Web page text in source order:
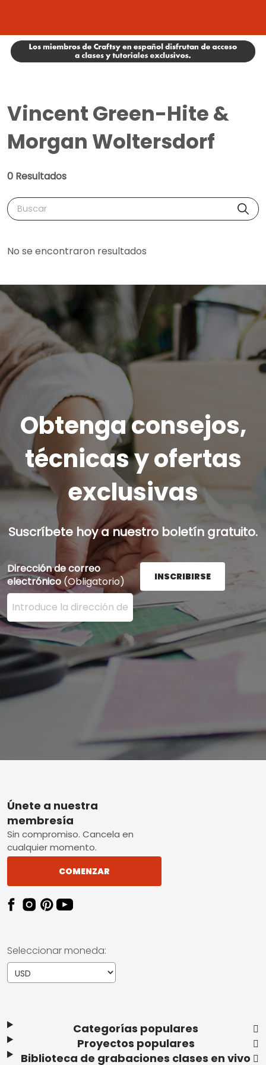
Vincent Green-Hite &
Morgan Woltersdorf
0 Resultados
Buscar
No se encontraron resultados
Obtenga consejos,
técnicas y ofertas
exclusivas
Suscríbete hoy a nuestro boletín gratuito.
Dirección de correo
electrónico (Obligatorio)
Ingrese su dirección de correo electrónico aquí y
INSCRIBIRSE
Footer
Categorías populares
Proyectos populares
Biblioteca de grabaciones clases en vivo
Únete a nuestra
membresía
Sin compromiso. Cancela en
cualquier momento.
COMENZAR
Seleccionar moneda: